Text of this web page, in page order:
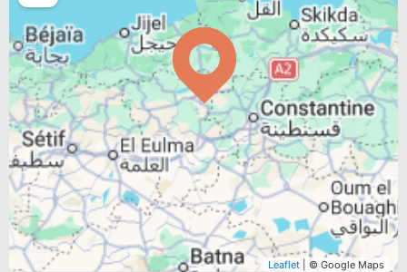
Leaflet | © Google Maps